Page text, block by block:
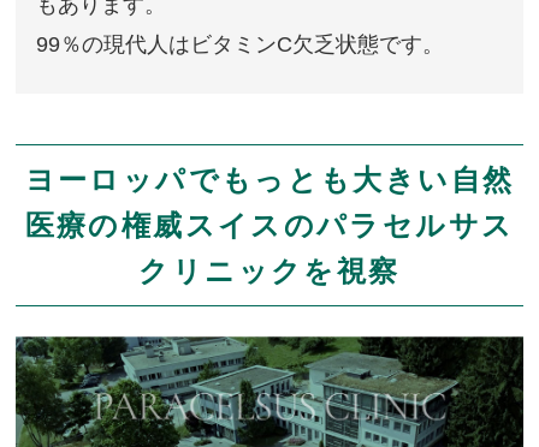
99％の現代人はビタミンC欠乏状態です。
ヨーロッパでもっとも大きい自然
医療の権威スイスのパラセルサス
クリニックを視察